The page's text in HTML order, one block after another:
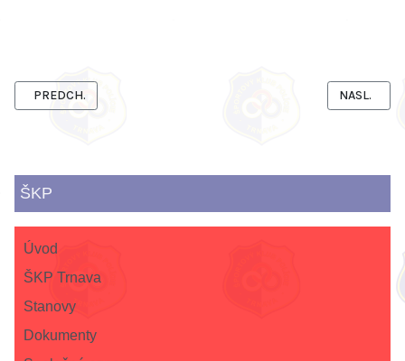
PREDCHÁDZAJÚCI ČLÁNOK: ZVEREJŇOVANIE DOTÁCII A
PREDCH. NASL.
ŠKP
Úvod
ŠKP Trnava
Stanovy
Dokumenty